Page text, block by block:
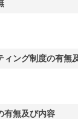
ィング制度の有無
有無及び内容